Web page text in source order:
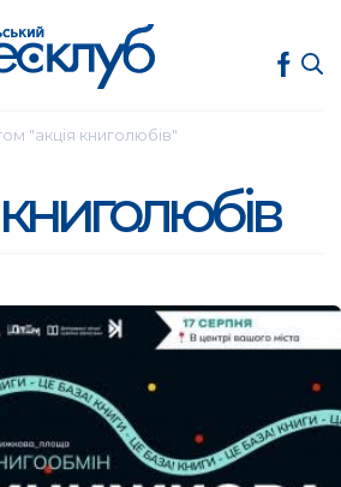
"акція книголюбів"